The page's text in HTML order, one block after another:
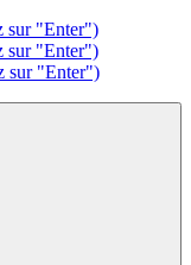
sur "Enter")
sur "Enter")
sur "Enter")